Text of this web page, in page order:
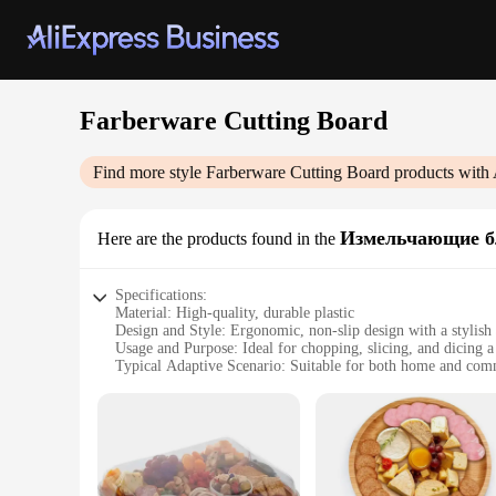
Farberware Cutting Board
Find more style Farberware Cutting Board products with
Here are the products found in the Измельчающие
Specifications:
Material: High-quality, durable plastic
Design and Style: Ergonomic, non-slip design with a stylish
Usage and Purpose: Ideal for chopping, slicing, and dicing
Typical Adaptive Scenario: Suitable for both home and
Performance and Property: Easy to clean, dishwasher safe,
|Wholesale|Vendors|
**Unmatched Durability and Performance**